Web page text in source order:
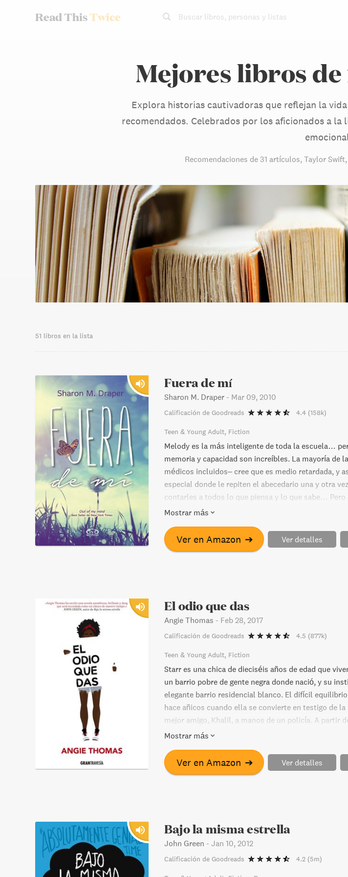
Read ThisTwice Buscar libros, personas y listas
Mejores libros
Explora historias cautivadoras que reflejan la
recomendados. Celebrados por los aficionados a
Recomendaciones de 31 artículos, Taylor Swift,
51 libros en la lista
Fuera de mí
Sharon M. Draper - Mar 09, 2010
Calificación de Goodreads 4.4 (158k)
Teen & Young Adult Fiction
Melody es la más inteligente de toda la escuela…
memoria y capacidad son increíbles. La mayoría de
médicos incluidos– cree que es medio retardada, y
especial donde le repiten el abecedario una y otra
contarles a todos lo que piensa y lo que sabe… Pero
porque Melody no puede hablar ni caminar ni
perseverancia. Una historia de superación que
capaces de hacer por el solo hecho de tener la
Mostrar más
Ver en Amazon ➔ Ver detalles
El odio que das
Angie Thomas - Feb 28, 2017
Calificación de Goodreads 4.5 (877k)
Teen & Young Adult Fiction
Starr es una chica de dieciséis años de edad que
un barrio pobre de gente negra donde nació, y su
elegante barrio residencial blanco. El difícil
hace añicos cuando ella se convierte en testigo de
mejor amigo, Khalil, a manos de un policía. A partir
todo lo que Starr diga acerca de la aterradora noche
todo es que ambos bandos esperan que dé un paso
fin a su vida.
Mostrar más
Ver en Amazon ➔ Ver detalles
Bajo la misma estrella
John Green - Jan 10, 2012
Calificación de Goodreads 4.2 (5m)